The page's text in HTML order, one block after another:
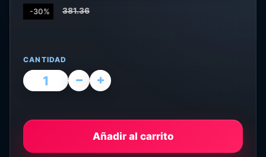
-30% 381.36
CANTIDAD
Añadir al carrito